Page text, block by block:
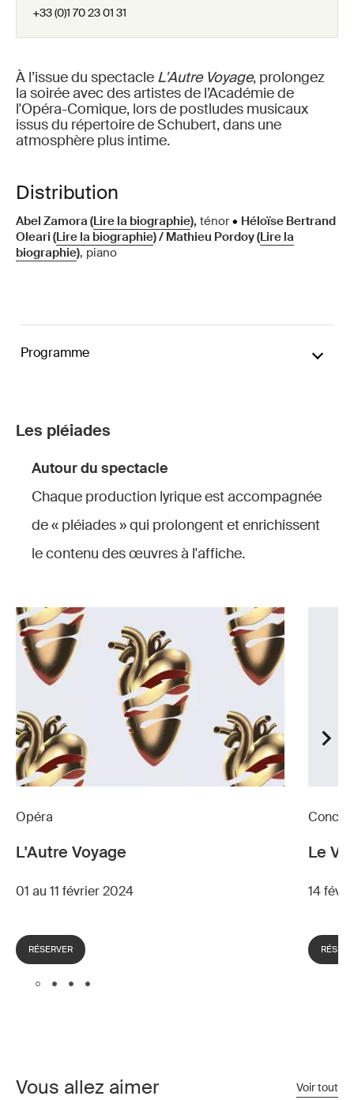
À l’issue du spectacle L'Autre Voyage, prolongez
la soirée avec des artistes de l’Académie de
l'Opéra-Comique, lors de postludes musicaux
issus du répertoire de Schubert, dans une
atmosphère plus intime.
Distribution
Abel Zamora (Lire la biographie), ténor • Héloïse Bertrand
Oleari (Lire la biographie) / Mathieu Pordoy (Lire la
biographie), piano
+33 (0)1 70 23 01 31
Programme
Les pléiades
Autour du spectacle
Chaque production lyrique est accompagnée
de « pléiades » qui prolongent et enrichissent
le contenu des œuvres à l'affiche.
Opéra
L'Autre Voyage
01 au 11 février 2024
RÉSERVER
Le
14
Vous allez aimer Voir tout